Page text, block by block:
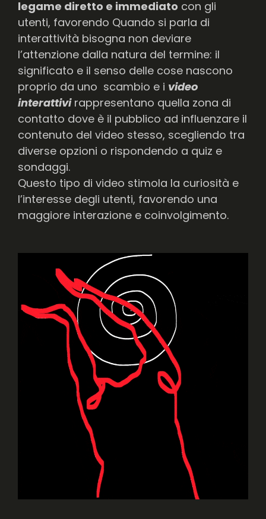
legame diretto e immediato con gli
utenti, favorendo Quando si parla di
interattività bisogna non deviare
l’attenzione dalla natura del termine: il
significato e il senso delle cose nascono
proprio da uno scambio e i video
interattivirappresentano quella zona di
contatto dove è il pubblico ad influenzare il
contenuto del video stesso, scegliendo tra
diverse opzioni o rispondendo a quiz e
sondaggi.
Questo tipo di video stimola la curiosità e
l’interesse degli utenti, favorendo una
maggiore interazione e coinvolgimento.